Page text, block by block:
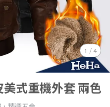
1 / 4
美式重機外套 兩色